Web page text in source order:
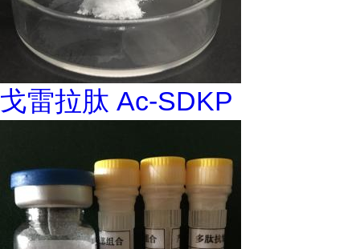
戈雷拉肽 Ac-SDKP